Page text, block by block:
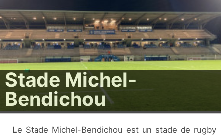
Stade Michel-
Bendichou
Le Stade Michel-Bendichou est un stade de rugby